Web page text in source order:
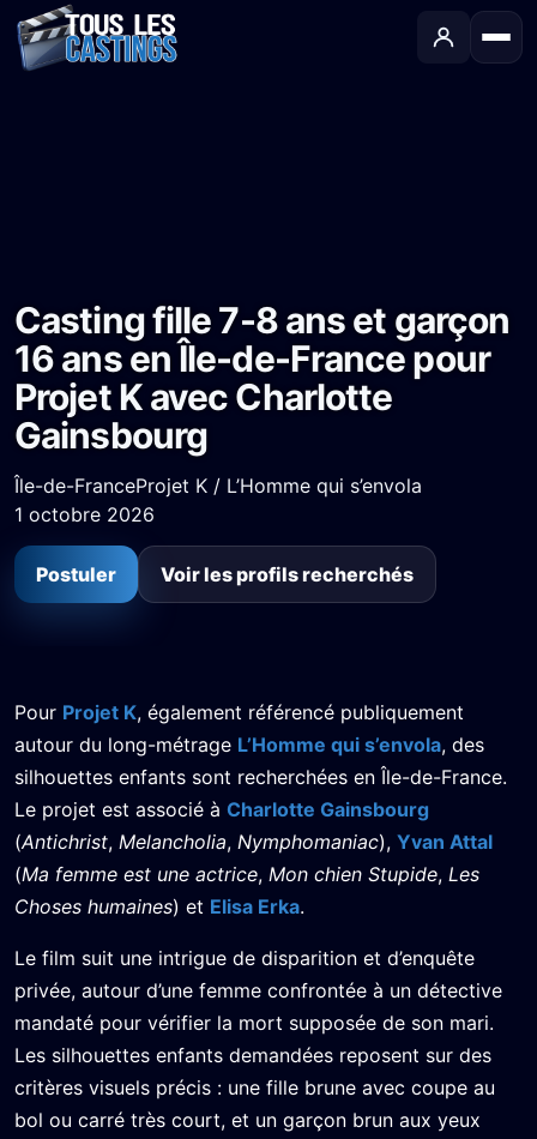
Casting fille 7-8 ans et garçon
16 ans en Île-de-France pour
Projet K avec Charlotte
Gainsbourg
Île-de-FranceProjet K / L’Homme qui s’envola
1 octobre 2026
Postuler Voir les profils recherchés
Pour Projet K, également référencé publiquement
autour du long-métrage L’Homme qui s’envola, des
silhouettes enfants sont recherchées en Île-de-France.
Le projet est associé à Charlotte Gainsbourg
(Antichrist, Melancholia, Nymphomaniac), Yvan Attal
(Ma femme est une actrice, Mon chien Stupide, Les
Choses humaines) et Elisa Erka.
Le film suit une intrigue de disparition et d’enquête
privée, autour d’une femme confrontée à un détective
mandaté pour vérifier la mort supposée de son mari.
Les silhouettes enfants demandées reposent sur des
critères visuels précis : une fille brune avec coupe au
bol ou carré très court, et un garçon brun aux yeux